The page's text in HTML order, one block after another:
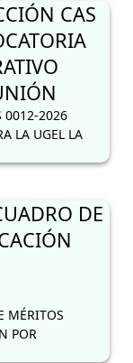
CAS
0012-2026
LA UGEL LA
DE
MÉRITOS
POR